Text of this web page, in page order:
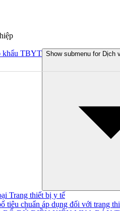
khẩu TBYT Show submenu for Dịch
Trang thiết bị y tế
tiêu chuẩn áp dụng đối với trang